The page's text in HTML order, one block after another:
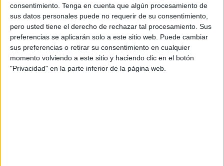
consentimiento. Tenga en cuenta que algún procesamiento de
sus datos personales puede no requerir de su consentimiento,
pero usted tiene el derecho de rechazar tal procesamiento. Sus
preferencias se aplicarán solo a este sitio web. Puede cambiar
sus preferencias o retirar su consentimiento en cualquier
momento volviendo a este sitio y haciendo clic en el botón
"Privacidad" en la parte inferior de la página web.
La Guardia Civil suspende los descansos
y licencias en Ceuta y Melilla por la
presión migratoria
HACE 2 HORAS
Diagnostican impétigo a un menor tras